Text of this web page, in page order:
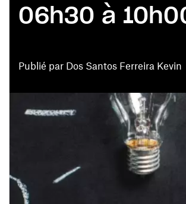
Publié par Dos Santos Ferreira Kevin
06h30 à